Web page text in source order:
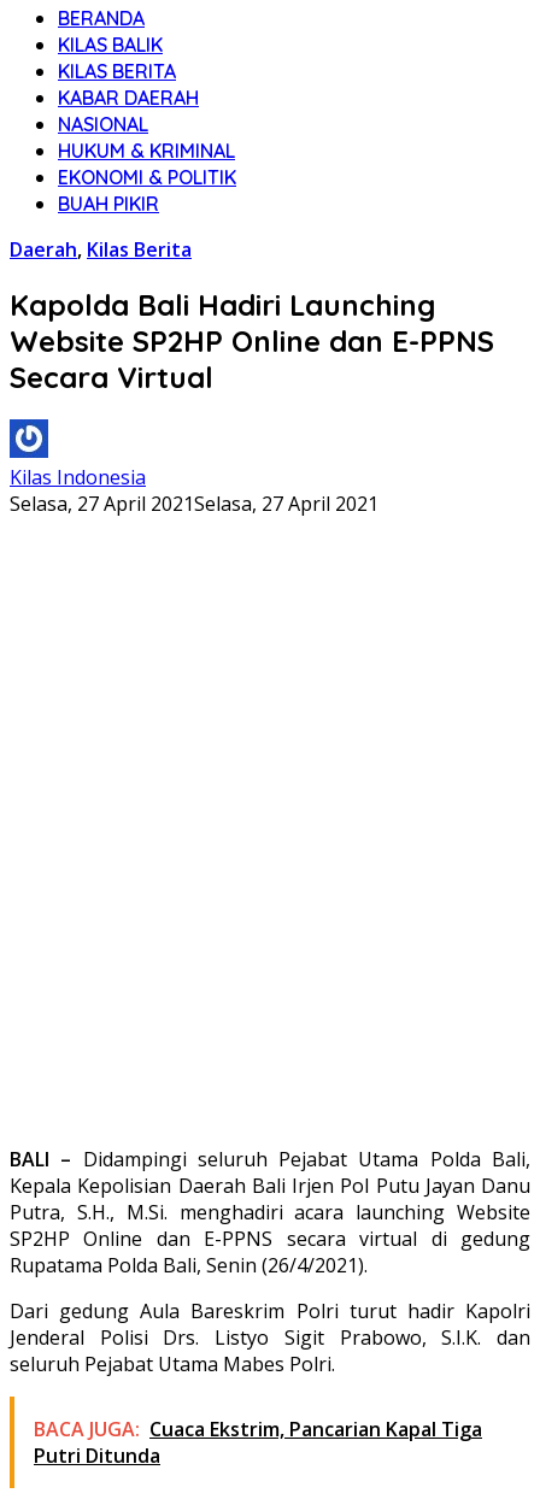
BERANDA
KILAS BALIK
KILAS BERITA
KABAR DAERAH
NASIONAL
HUKUM & KRIMINAL
EKONOMI & POLITIK
BUAH PIKIR
Daerah, Kilas Berita
Kapolda Bali Hadiri Launching
Website SP2HP Online dan E-PPNS
Secara Virtual
Kilas Indonesia
Selasa, 27 April 2021Selasa, 27 April 2021
BALI – Didampingi seluruh Pejabat Utama Polda Bali,
Kepala Kepolisian Daerah Bali Irjen Pol Putu Jayan Danu
Putra, S.H., M.Si. menghadiri acara launching Website
SP2HP Online dan E-PPNS secara virtual di gedung
Rupatama Polda Bali, Senin (26/4/2021).
Dari gedung Aula Bareskrim Polri turut hadir Kapolri
Jenderal Polisi Drs. Listyo Sigit Prabowo, S.I.K. dan
seluruh Pejabat Utama Mabes Polri.
BACA JUGA: Cuaca Ekstrim, Pancarian Kapal Tiga
Putri Ditunda